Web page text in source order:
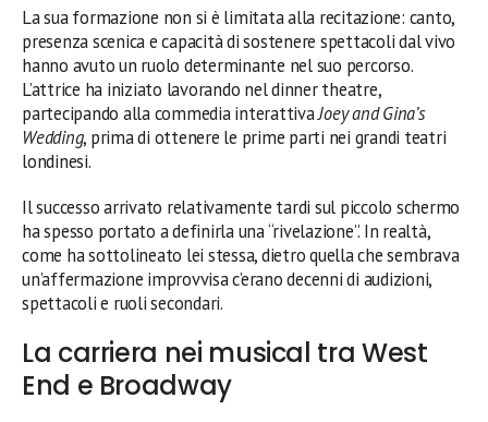
La sua formazione non si è limitata alla recitazione: canto,
presenza scenica e capacità di sostenere spettacoli dal vivo
hanno avuto un ruolo determinante nel suo percorso.
L’attrice ha iniziato lavorando nel dinner theatre,
partecipando alla commedia interattivaJoey and Gina’s
Wedding, prima di ottenere le prime parti nei grandi teatri
londinesi.
Il successo arrivato relativamente tardi sul piccolo schermo
ha spesso portato a definirla una “rivelazione”. In realtà,
come ha sottolineato lei stessa, dietro quella che sembrava
un’affermazione improvvisa c’erano decenni di audizioni,
spettacoli e ruoli secondari.
La carriera nei musical tra West
End e Broadway